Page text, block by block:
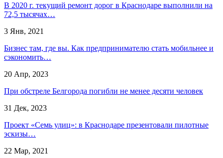
В 2020 г. текущий ремонт дорог в Краснодаре выполнили на
72,5 тысячах…
3 Янв, 2021
Бизнес там, где вы. Как предпринимателю стать мобильнее и
сэкономить…
20 Апр, 2023
При обстреле Белгорода погибли не менее десяти человек
31 Дек, 2023
Проект «Семь улиц»: в Краснодаре презентовали пилотные
эскизы…
22 Мар, 2021